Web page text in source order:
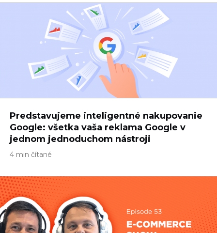
Predstavujeme inteligentné nakupovanie
Google: všetka vaša reklama Google v
jednom jednoduchom nástroji
4 min čítané